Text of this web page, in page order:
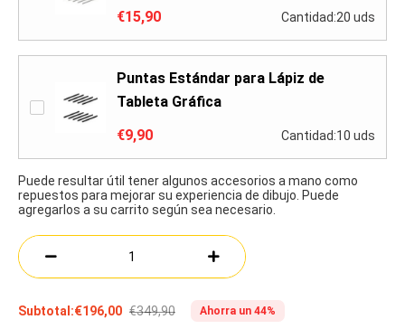
€15,90
Cantidad:20 uds
Puntas Estándar para Lápiz de
Tableta Gráfica
€9,90
Cantidad:10 uds
Puede resultar útil tener algunos accesorios a mano como
repuestos para mejorar su experiencia de dibujo. Puede
agregarlos a su carrito según sea necesario.
Subtotal:€196,00 €349,90 Ahorra un 44%